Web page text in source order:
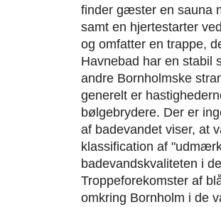
finder gæster en sauna
samt en hjertestarter
og omfatter en trappe,
Havnebad har en stabil
andre Bornholmske
generelt er
bølgebrydere. Der er
af badevandet viser, at
klassification af
badevandskvaliteten i
Troppeforekomster af
omkring Bornholm i de